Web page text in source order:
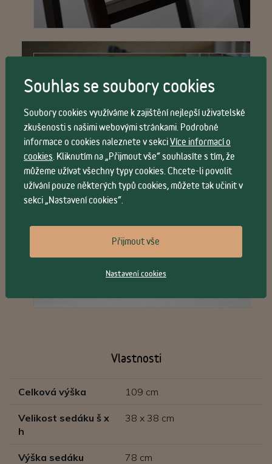
Vlastnosti
Celková výška 109 cm
Velikost sedáku š x
h
38 x 38 cm
Výška sedáku 78 cm
Souhlas se soubory cookies
Soubory cookies využíváme k zajištění nejlepší uživatelské
zkušenosti s našimi webovými stránkami. Podrobné
informace o cookies naleznete v sekciVíce informací o
cookies. Kliknutím na „Přijmout vše“ souhlasíte s tím, že
můžeme užívat všechny typy cookies. Chcete-li povolit
užívání pouze některých typů cookies, můžete tak učinit v
sekci „Nastavení cookies“.
Přijmout vše
Nastavení cookies